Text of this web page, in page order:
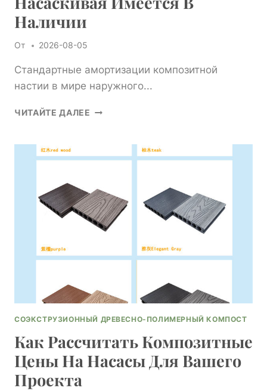
Наличии
От 2026-08-05
Стандартные амортизации композитной
настии в мире наружного...
ЧИТАЙТЕ ДАЛЕЕ КАКИЕ
РАЗМЕРЫ
НАСАСКИВАЯ
НАЛИЧИИ
СОЭКСТРУЗИОННЫЙ ДРЕВЕСНО-ПОЛИМЕРНЫЙ КОМПОСТ
Как Рассчитать Композитные
Цены На Насасы Для Вашего
Проекта